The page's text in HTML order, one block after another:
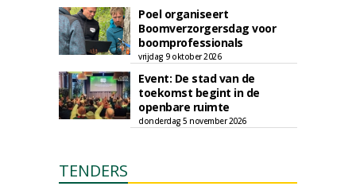
Poel organiseert
Boomverzorgersdag voor
boomprofessionals
vrijdag 9 oktober 2026
Event: De stad van de
toekomst begint in de
openbare ruimte
donderdag 5 november 2026
TENDERS